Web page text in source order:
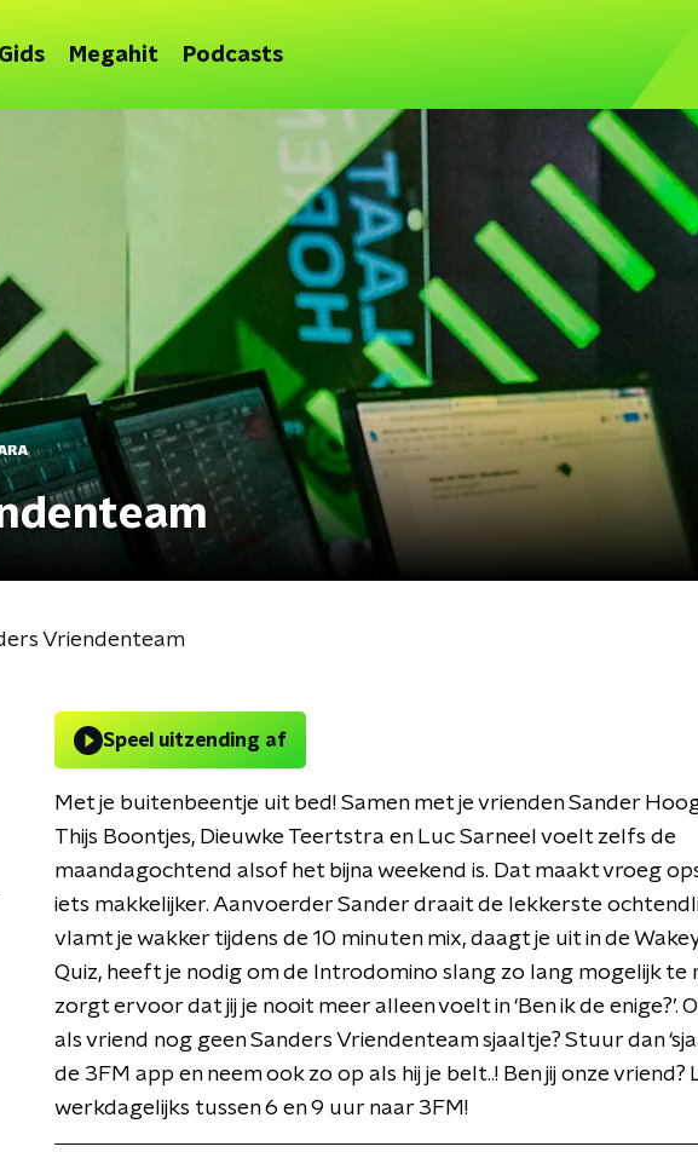
Gids Megahit Podcasts
Vriendenteam
Speel uitzending af
Met je buitenbeentje uit bed! Samen met je vrienden Sander
Thijs Boontjes, Dieuwke Teertstra en Luc Sarneel voelt zelfs de
maandagochtend alsof het bijna weekend is. Dat maakt vroeg
iets makkelijker. Aanvoerder Sander draait de lekkerste
vlamt je wakker tijdens de 10 minuten mix, daagt je uit in de
Quiz, heeft je nodig om de Introdomino slang zo lang mogelijk te
zorgt ervoor dat jij je nooit meer alleen voelt in ‘Ben ik de enige?’.
als vriend nog geen Sanders Vriendenteam sjaaltje? Stuur dan
de 3FM app en neem ook zo op als hij je belt..! Ben jij onze vriend?
werkdagelijks tussen 6 en 9 uur naar 3FM!